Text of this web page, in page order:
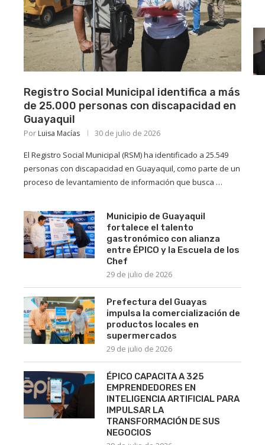
Registro Social Municipal identifica a más
de 25.000 personas con discapacidad en
Guayaquil
Por Luisa Macías 30 de julio de 2026
El Registro Social Municipal (RSM) ha identificado a 25.549
personas con discapacidad en Guayaquil, como parte de un
proceso de levantamiento de información que busca …
Municipio de Guayaquil
fortalece el talento
gastronómico con alianza
entre ÉPICO y la Escuela de los
Chef
29 de julio de 2026
Prefectura del Guayas
impulsa la comercialización de
productos locales en
supermercados
29 de julio de 2026
ÉPICO CAPACITA A 325
EMPRENDEDORES EN
INTELIGENCIA ARTIFICIAL PARA
IMPULSAR LA
TRANSFORMACIÓN DE SUS
NEGOCIOS